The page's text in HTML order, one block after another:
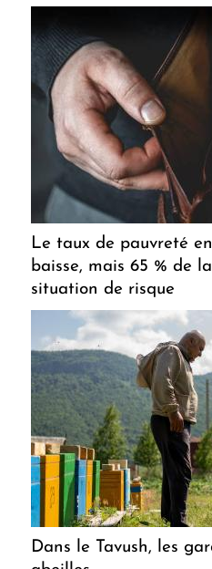
Le taux de pauvreté
baisse, mais 65 % de
situation de risque
Dans le Tavush, les